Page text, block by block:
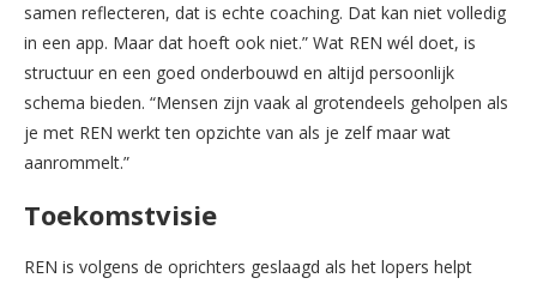
samen reflecteren, dat is echte coaching. Dat kan niet volledig
in een app. Maar dat hoeft ook niet.” Wat REN wél doet, is
structuur en een goed onderbouwd en altijd persoonlijk
schema bieden. “Mensen zijn vaak al grotendeels geholpen als
je met REN werkt ten opzichte van als je zelf maar wat
aanrommelt.”
Toekomstvisie
REN is volgens de oprichters geslaagd als het lopers helpt